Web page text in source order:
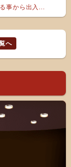
事から出入...
へ